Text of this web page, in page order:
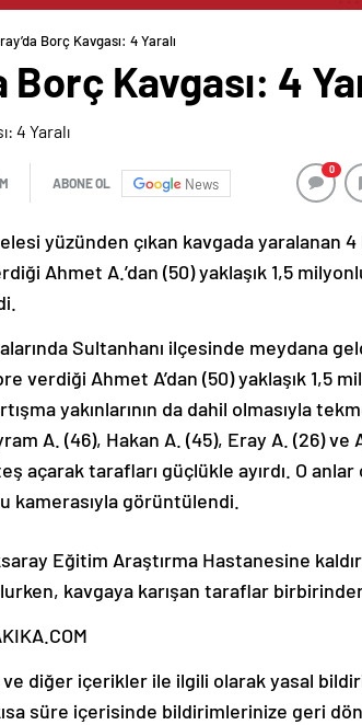
Borç Kavgası: 4 Yaralı
Borç Kavgası: 4
ABONE OL News
0
yüzünden çıkan kavgada yaralanan
Ahmet A.’dan (50) yaklaşık 1,5
Sultanhanı ilçesinde meydana
verdiği Ahmet A’dan (50) yaklaşık 1,5
yakınlarının da dahil olmasıyla
A. (46), Hakan A. (45), Eray A. (26) ve
açarak tarafları güçlükle ayırdı. O
kamerasıyla görüntülendi.
Eğitim Araştırma Hastanesine
kavgaya karışan taraflar
ve diğer içerikler ile ilgili olarak yasal
süre içerisinde bildirimlerinize geri